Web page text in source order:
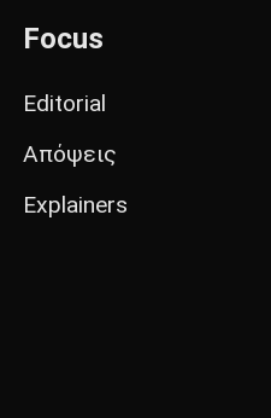
Focus
Editorial
Απόψεις
Explainers